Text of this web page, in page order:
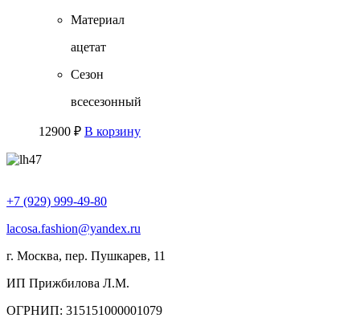
Материал
ацетат
Сезон
всесезонный
12900 ₽ В корзину
+7 (929) 999-49-80
lacosa.fashion@yandex.ru
г. Москва, пер. Пушкарев, 11
ИП Прижбилова Л.М.
ОГРНИП: 315151000001079